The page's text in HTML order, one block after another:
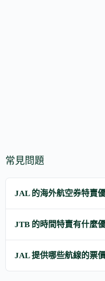
常見問題
JAL 的海外航空券特賣
JTB 的時間特賣有什麼
JAL 提供哪些航線的票